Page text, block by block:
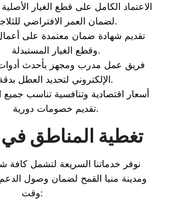
الاعتماد الكامل على قطع الغيار
لضمان العمر الافتراضي للثلاجة.
تقديم شهادة ضمان معتمدة على
وقطع الغيار المستبدلة.
فريق عمل مدرب ومجهز بأحدث
الإلكتروني لتحديد العطل بدقة.
أسعار اقتصادية وتنافسية تناسب جميع
تقديم خصومات دورية.
تغطية المناطق في
نوفر خدماتنا السريعة لتشمل كافة
ومدينة منيا القمح لضمان وصول
وقت: